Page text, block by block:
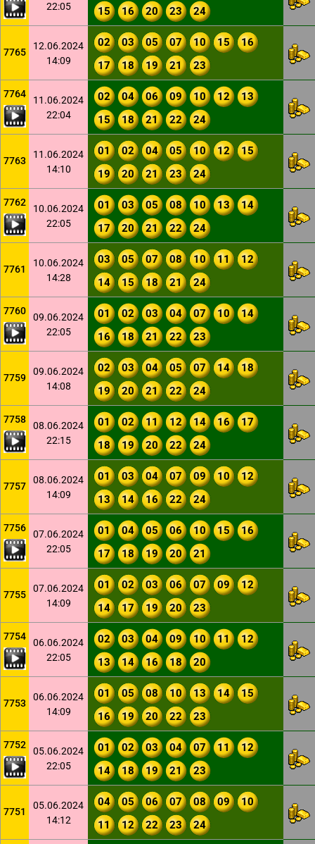
22:05
15
16 20 23 24
7765
12.06.2024
14:09
02 03 05 07 10 15
16
17
18 19 21 23
7764
11.06.2024
22:04
02 04 06 09 10 12
13
15
18 21 22 24
7763
11.06.2024
14:10
01 02 04 05 10 12
15
19
20 21 23 24
7762
10.06.2024
22:05
01 03 05 08 10 13
14
17
20 21 22 24
7761
10.06.2024
14:28
03 05 07 08 10 11
12
14
15 18 21 24
7760
09.06.2024
22:05
01 02 03 04 07 10
14
16
18 21 22 23
7759
09.06.2024
14:08
02 03 04 05 07 14
18
19
20 21 22 24
7758
08.06.2024
22:15
01 02 11 12 14 16
17
18
19 20 22 24
7757
08.06.2024
14:09
01 03 04 07 09 10
12
13
14 16 22 24
7756
07.06.2024
22:05
01 04 05 06 10 15
16
17
18 19 20 21
7755
07.06.2024
14:09
01 02 03 06 07 09
12
14
17 19 20 23
7754
06.06.2024
22:05
02 03 04 09 10 11
12
13
14 16 18 20
7753
06.06.2024
14:09
01 05 08 10 13 14
15
16
19 20 22 23
7752
05.06.2024
22:05
01 02 03 04 07 11
12
14
18 19 21 23
7751
05.06.2024
14:12
04 05 06 07 08 09
10
11
12 22 23 24